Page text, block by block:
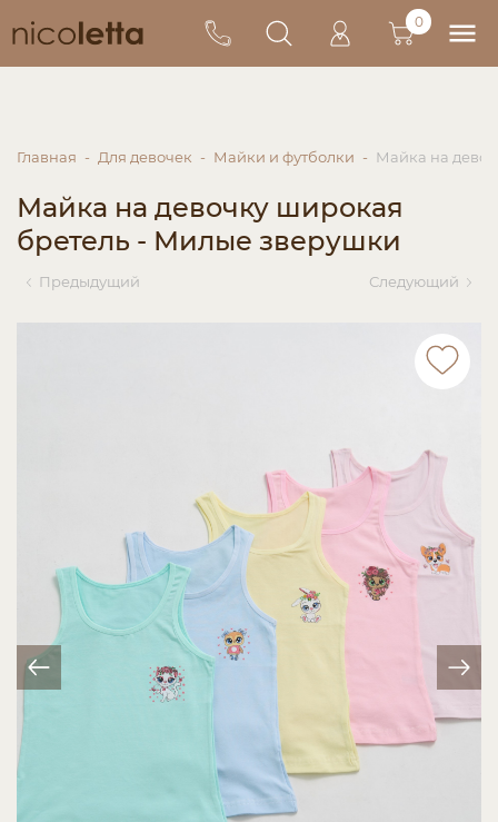
0
Главная Для девочек Майки и футболки Майка на
Майка на девочку широкая
бретель - Милые зверушки
Предыдущий Следующий